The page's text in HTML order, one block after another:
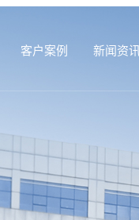
客户案例 新闻资讯